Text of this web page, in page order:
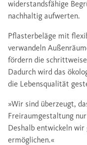
widerstandsfähige
nachhaltig aufwerten.
Pflasterbeläge mit
verwandeln
fördern die
Dadurch wird das
die Lebensqualität
»Wir sind überzeugt,
Freiraumgestaltung
Deshalb entwickeln wir
ermöglichen.«